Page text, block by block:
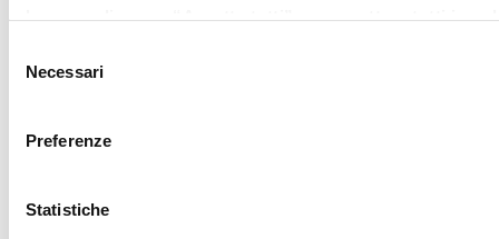
che hai deciso di voler installare. Clicca su rifiuta o
merito ai cookie presenti su questo sito.
delNecessari
Preferenze
Statistiche
47921 Rimini - P.I. e C.F.
500.000 € - RN-331447 -